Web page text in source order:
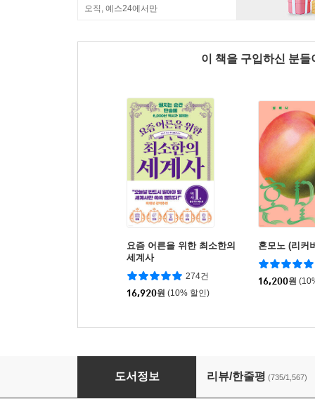
오직, 예스24에서만
이 책을 구입하신 분
요즘 어른을 위한 최소한의
세계사
274건
16,920원 (10% 할인)
혼모노 (리커
16,200원
코스모스
도서정보 리뷰/한줄평 (735/1,567)